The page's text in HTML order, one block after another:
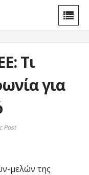
Τι
για
Post
μελών της